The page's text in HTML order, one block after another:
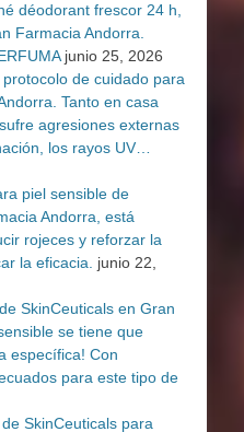
déodorant frescor 24 h,
Farmacia Andorra.
junio 25, 2026
de cuidado para
Tanto en casa
agresiones externas
los rayos UV…
piel sensible de
Andorra, está
rojeces y reforzar la
la eficacia.
junio 22,
SkinCeuticals en Gran
se tiene que
específica! Con
para este tipo de
SkinCeuticals para